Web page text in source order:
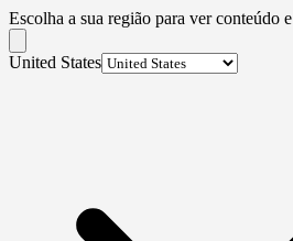
Escolha a sua região para ver conteúdo
United States